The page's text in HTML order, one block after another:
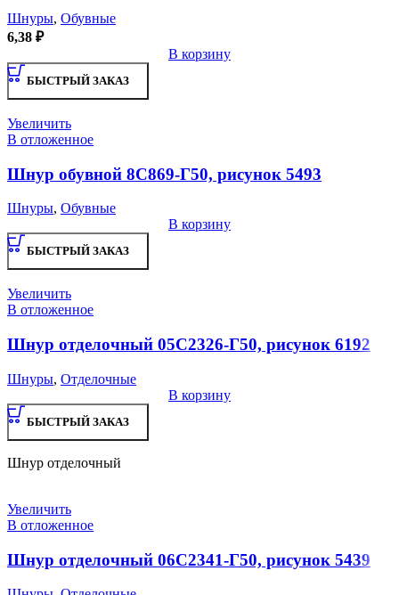
Шнуры, Обувные
6,38 ₽
В корзину
БЫСТРЫЙ ЗАКАЗ
Увеличить
В отложенное
Шнур обувной 8С869-Г50, рисунок 5493
Шнуры, Обувные
В корзину
БЫСТРЫЙ ЗАКАЗ
Увеличить
В отложенное
Шнур отделочный 05С2326-Г50, рисунок 6192
Шнуры, Отделочные
В корзину
БЫСТРЫЙ ЗАКАЗ
Шнур отделочный
Увеличить
В отложенное
Шнур отделочный 06С2341-Г50, рисунок 5439